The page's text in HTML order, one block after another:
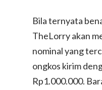
Bila ternyata
TheLorry akan
nominal yang
ongkos kirim
Rp1.000.000.